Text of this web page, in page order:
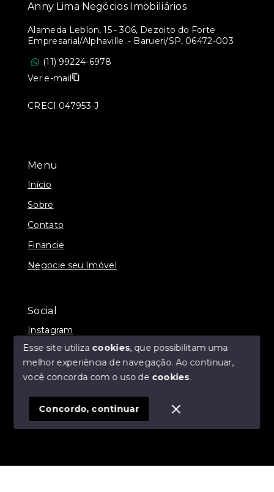
Menu
Início
Sobre
Contato
Financie
Negocie seu Imóvel
Social
Instagram
© Copyright 2026 - Anny Lima Negócios Imobiliários -
SITE PARA IMOBILIARIA
Anny Lima Negócios Imobiliários
Alameda Leblon, 15 - 306, Dezoito do Forte
Empresarial/Alphaville. - Barueri/SP, 06472-003
(11) 99224-6978
Ver e-mail
CRECI 047953-J
Esse site utiliza cookies, que possibilitam uma
melhor experiência de navegação.Ao continuar,
você concorda com o uso de cookies.
Concordo, continuar